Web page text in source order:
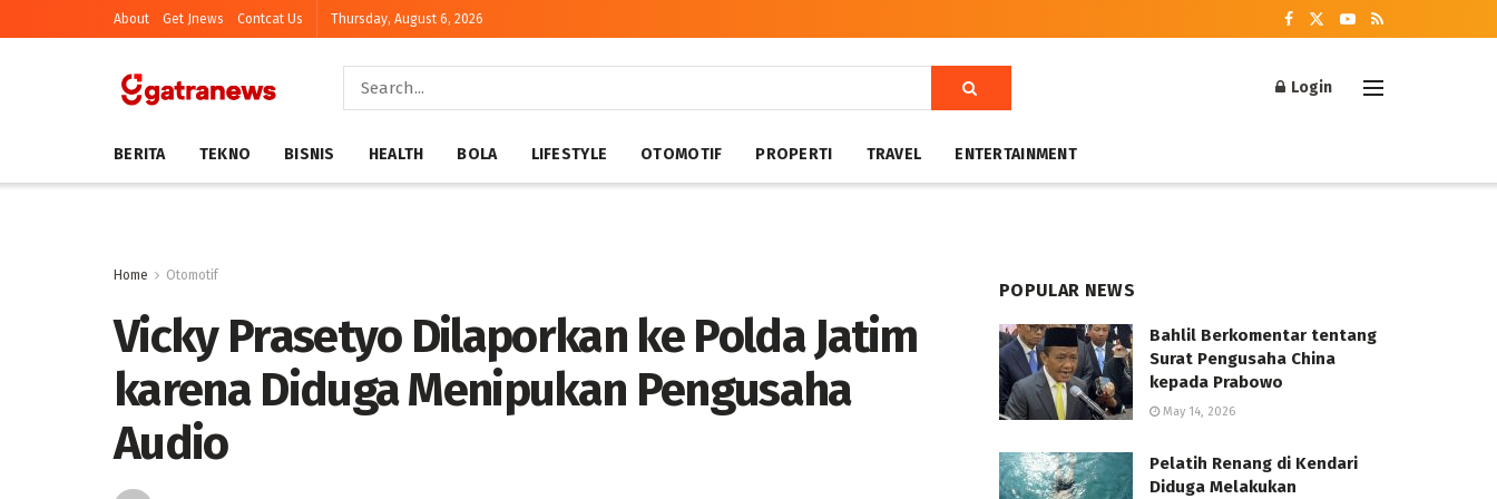
About Get Jnews Contcat Us Thursday, August 6, 2026
Login
BERITA TEKNO BISNIS HEALTH BOLA LIFESTYLE OTOMOTIF PROPERTI TRAVEL ENTERTAINMENT
Home Otomotif
Vicky Prasetyo Dilaporkan ke Polda Jatim
karena Diduga Menipukan Pengusaha
Audio
POPULAR NEWS
Bahlil Berkomentar tentang
Surat Pengusaha China
kepada Prabowo
May 14, 2026
Pelatih Renang di Kendari
Diduga Melakukan